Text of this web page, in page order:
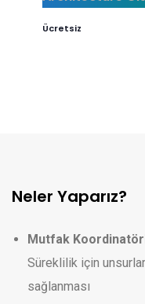
Ücretsiz
Neler Yaparız?
Mutfak
Süreklilik için
sağlanması